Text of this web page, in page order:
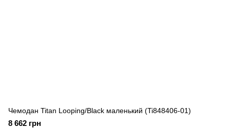
Чемодан Titan Looping/Black маленький (Ti848406-01)
8 662 грн